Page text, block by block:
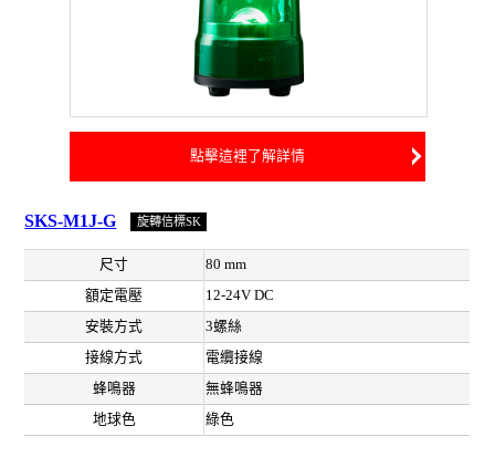
點擊這裡了解詳情
SKS-M1J-G 旋轉信標SK
尺寸
80 mm
額定電壓
12-24V DC
安裝方式
3螺絲
接線方式
電纜接線
蜂鳴器
無蜂鳴器
地球色
綠色